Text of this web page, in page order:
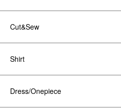
Cut&Sew
Shirt
Dress/Onepiece